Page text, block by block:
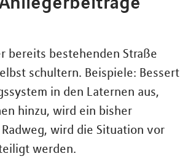
bereits bestehenden Straße
schultern. Beispiele: Bessert
in den Laternen aus,
hinzu, wird ein bisher
wird die Situation vor
werden.